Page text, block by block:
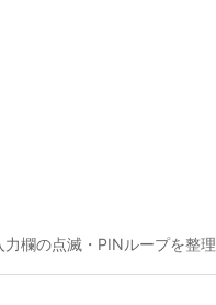
欄の点滅・PINループを整理